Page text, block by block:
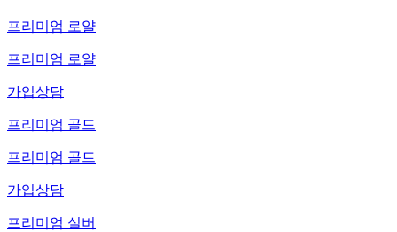
프리미엄 로얄
프리미엄 로얄
가입상담
프리미엄 골드
프리미엄 골드
가입상담
프리미엄 실버